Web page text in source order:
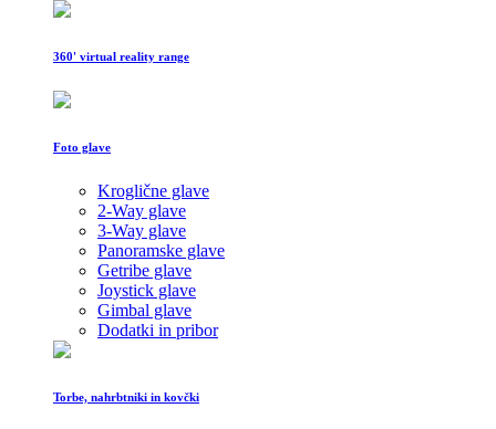
360' virtual reality range
Foto glave
Kroglične glave
2-Way glave
3-Way glave
Panoramske glave
Getribe glave
Joystick glave
Gimbal glave
Dodatki in pribor
Torbe, nahrbtniki in kovčki